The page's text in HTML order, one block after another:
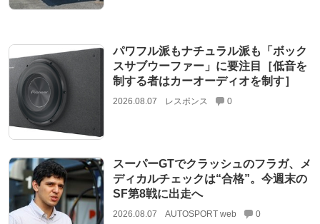
パワフル派もナチュラル派も「ボック
スサブウーファー」に要注目［低音を
制する者はカーオーディオを制す］
2026.08.07 レスポンス 0
スーパーGTでクラッシュのフラガ、メ
ディカルチェックは“合格”。今週末の
SF第8戦に出走へ
2026.08.07 AUTOSPORT web 0